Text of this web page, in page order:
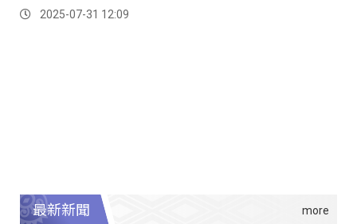
2025-07-31 12:09
最新新聞